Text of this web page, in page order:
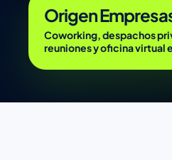
Origen
Coworking, despachos
reuniones y oficina virtual